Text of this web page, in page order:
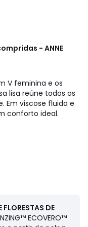
- ANNE
V feminina e os
lisa reúne todos os
Em viscose fluida e
conforto ideal.
delicada
FLORESTAS DE
ECOVERO™